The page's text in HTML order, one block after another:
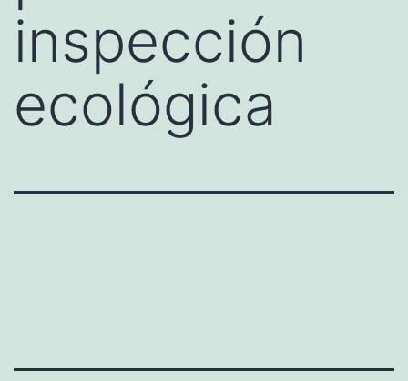
inspección
ecológica